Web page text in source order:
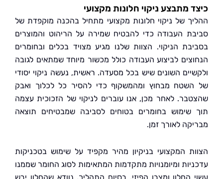
מתבצע ניקוי חלונות מקצועי
של ניקוי חלונות מקצועי מתחיל בהכנה מוקפדת של
העבודה כדי להבטיח שמירה על הריהוט והמוצרים
הניקוי. הצוות שלנו מגיע מצויד בכלים ובחומרים
לביצוע העבודה כולל מכשור מיוחד שמתאים לגובה
השונים שיש בכל מסעדה. ראשית, נעשה ניקוי יסודי
מבחוץ ומהמשקוף כדי להסיר כל לכלוך ואבק
לאחר מכן, אנו עוברים לניקוי של הזכוכית עצמה
בחומרים בטוחים לסביבה שמבטיחים תוצאה
לאורך זמן.
המקצועי בניקיון מהיר מקפיד על שימוש בטכניקות
ומיומנויות מתקדמות המתאימות לסוג החומר שממנו